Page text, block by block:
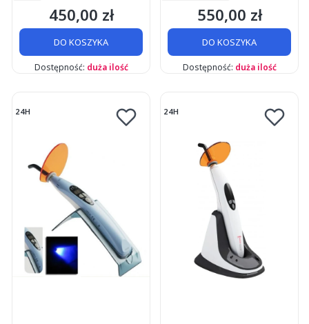
Cena
450,00 zł
DO KOSZYKA
Dostępność: duża ilość
Cena
550,00 zł
DO KOSZYKA
Dostępność: duża ilość
24H 24H